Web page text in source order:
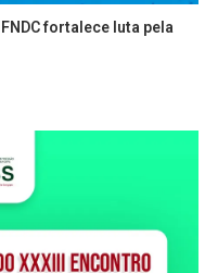
fortalece luta pela